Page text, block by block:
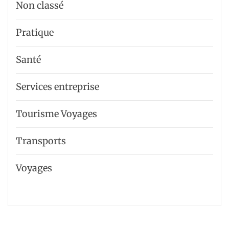
Non classé
Pratique
Santé
Services entreprise
Tourisme Voyages
Transports
Voyages